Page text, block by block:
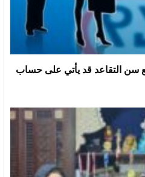
سن التقاعد قد يأتي على حساب